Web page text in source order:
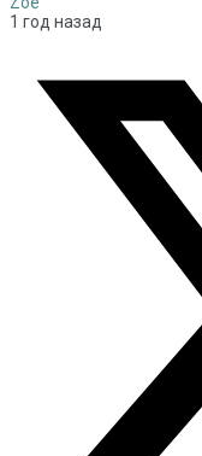
1 год назад